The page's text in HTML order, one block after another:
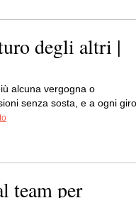
degli altri |
alcuna vergogna o
senza sosta, e a ogni giro
team per